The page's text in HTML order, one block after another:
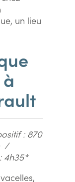
un lieu
: 870
/
4h35*